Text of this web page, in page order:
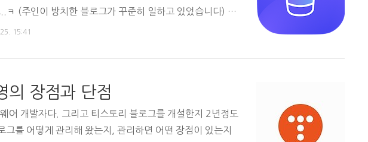
ㅋ (주인이 방치한 블로그가 꾸준히 일하고 있었습니다) 방
글에 아직도 댓글을 남겨주시는 분들이 계신데요 먼저 제
42회의 상담 경험이 있고, 앱 전체에서 개발 직군 중에 2
이 많습니다. 취업이 걱정이신 취준생 분들, 이직이 막막하
15:41
의 장점과 단점
어 개발자다. 그리고 티스토리 블로그를 개설한지 2년정도
그를 어떻게 관리해 왔는지, 관리하면 어떤 장점이 있는지